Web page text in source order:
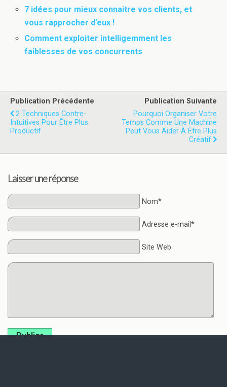
7 idées pour mieux connaitre vos clients, et
vous rapprocher d’eux !
Comment exploiter intelligemment les
faiblesses de vos concurrents
Publication Précédente
2 Techniques Contre-
Intuitives Pour Être Plus
Productif
Publication Suivante
Pourquoi Organiser Votre
Temps Comme Une Machine
Peut Vous Aider À Être Plus
Créatif
Laisser une réponse
Nom*
Adresse e-mail*
Site Web
Publier